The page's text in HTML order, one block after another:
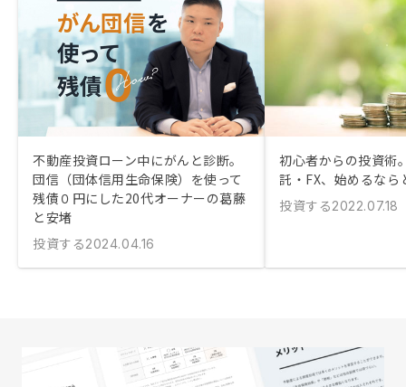
不動産投資ローン中にがんと診断。
団信（団体信用生命保険）を使って
残債０円にした20代オーナーの葛藤
と安堵
投資する2024.04.16
初心者からの投資術
託・FX、始めるなら
投資する2022.07.18